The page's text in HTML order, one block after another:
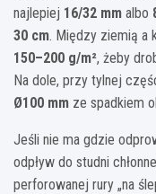
najlepiej 16/32 mm albo
30 cm. Między ziemią a
150–200 g/m², żeby
Na dole, przy tylnej
Ø100 mm ze spadkiem
Jeśli nie ma gdzie
odpływ do studni
perforowanej rury „na